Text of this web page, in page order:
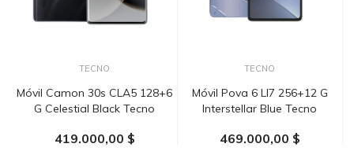
TECNO
Móvil Camon 30s CLA5 128+6
G Celestial Black Tecno
419.000,00 $
TECNO
Móvil Pova 6 LI7 256+12 G
Interstellar Blue Tecno
469.000,00 $